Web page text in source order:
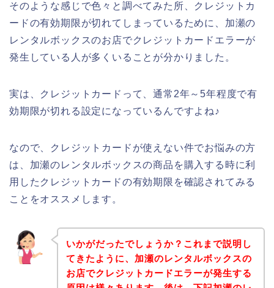
そのような感じで色々と調べてみた所、クレジットカ
ードの有効期限が切れてしまっているために、加瀬の
レンタルボックスのお店でクレジットカードエラーが
発生している人が多くいることが分かりました。
実は、クレジットカードって、通常2年～5年程度で有
効期限が切れる設定になっているんですよね♪
なので、クレジットカードが使えない件でお悩みの方
は、加瀬のレンタルボックスの商品を購入する時に利
用したクレジットカードの有効期限を確認されてみる
ことをオススメします。
いかがだったでしょうか？これまで説明し
てきたように、加瀬のレンタルボックスの
お店でクレジットカードエラーが発生する